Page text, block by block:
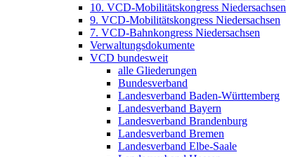
10. VCD-Mobilitätskongress Niedersachsen
9. VCD-Mobilitätskongress Niedersachsen
7. VCD-Bahnkongress Niedersachsen
Verwaltungsdokumente
VCD bundesweit
alle Gliederungen
Bundesverband
Landesverband Baden-Württemberg
Landesverband Bayern
Landesverband Brandenburg
Landesverband Bremen
Landesverband Elbe-Saale